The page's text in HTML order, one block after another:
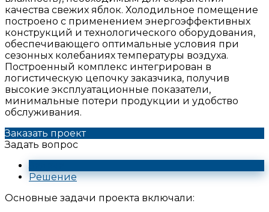
качества свежих яблок. Холодильное помещение
построено с применением энергоэффективных
конструкций и технологического оборудования,
обеспечивающего оптимальные условия при
сезонных колебаниях температуры воздуха.
Построенный комплекс интегрирован в
логистическую цепочку заказчика, получив
высокие эксплуатационные показатели,
минимальные потери продукции и удобство
обслуживания.
Заказать проект
Задать вопрос
Решение
Основные задачи проекта включали: